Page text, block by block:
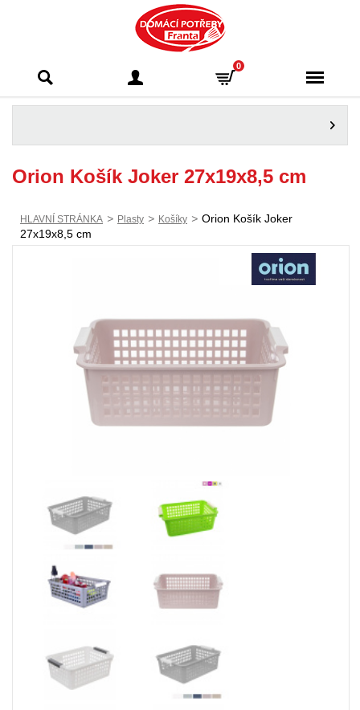
Franta - Příbram
0
Orion Košík Joker 27x19x8,5 cm
HLAVNÍ STRÁNKA > Plasty > Košíky > Orion Košík Joker
27x19x8,5 cm